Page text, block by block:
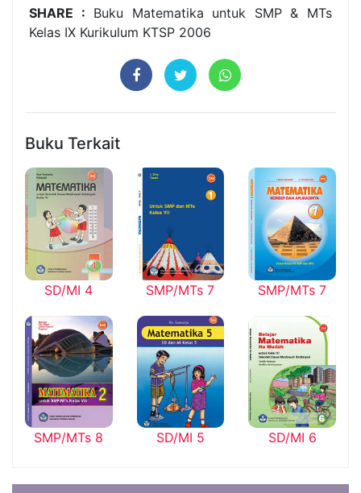
SHARE : Buku Matematika untuk SMP & MTs
Kelas IX Kurikulum KTSP 2006
Buku Terkait
SD/MI 4 SMP/MTs 7 SMP/MTs 7
SMP/MTs 8 SD/MI 5 SD/MI 6